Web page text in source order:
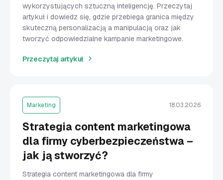
wykorzystujących sztuczną inteligencję. Przeczytaj
artykuł i dowiedz się, gdzie przebiega granica między
skuteczną personalizacją a manipulacją oraz jak
tworzyć odpowiedzialne kampanie marketingowe.
Przeczytaj artykuł
Marketing 18.03.2026
Strategia content marketingowa
dla firmy cyberbezpieczeństwa –
jak ją stworzyć?
Strategia content marketingowa dla firmy